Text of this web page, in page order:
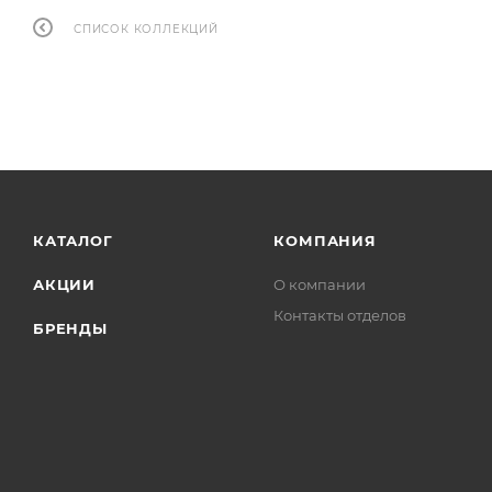
СПИСОК КОЛЛЕКЦИЙ
КАТАЛОГ
АКЦИИ
БРЕНДЫ
КОМПАНИЯ
О компании
Контакты отделов